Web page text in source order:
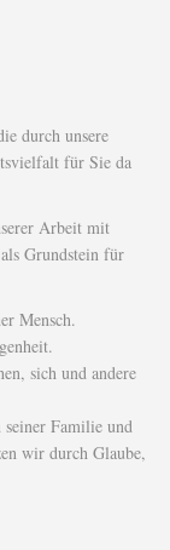
durch unsere
für Sie da
Arbeit mit
Grundstein für
Mensch.
sich und andere
seiner Familie und
wir durch Glaube,